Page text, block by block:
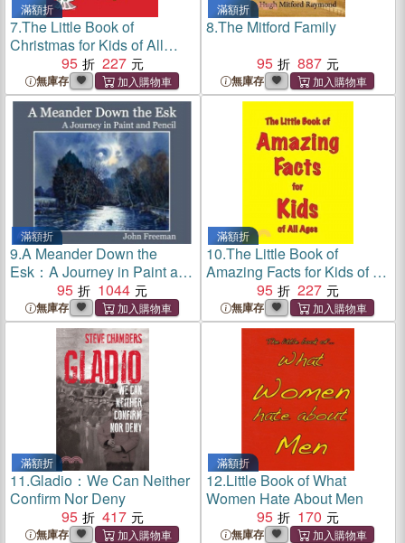
滿額折
7.The Little Book of
Christmas for Kids of All
95 227
無庫存
滿額折
8.The Mitford Family
95
887
無庫存
滿額折
9.A Meander Down the
Esk：A Journey in Paint and
95 1044
無庫存
滿額折
10.The Little Book of
Amazing Facts for Kids of All
95 227
無庫存
滿額折
11.Gladio：We Can Neither
Confirm Nor Deny
95
417
無庫存
滿額折
12.Little Book of What
Women Hate About Men
95
170
無庫存